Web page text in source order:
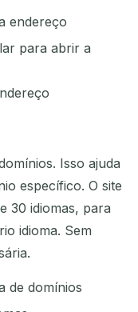
endereço
para abrir a
Isso ajuda
específico. O site
30 idiomas, para
idioma. Sem
de domínios